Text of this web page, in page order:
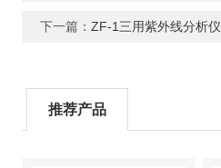
下一篇： ZF-1三用紫外线分析仪
推荐产品